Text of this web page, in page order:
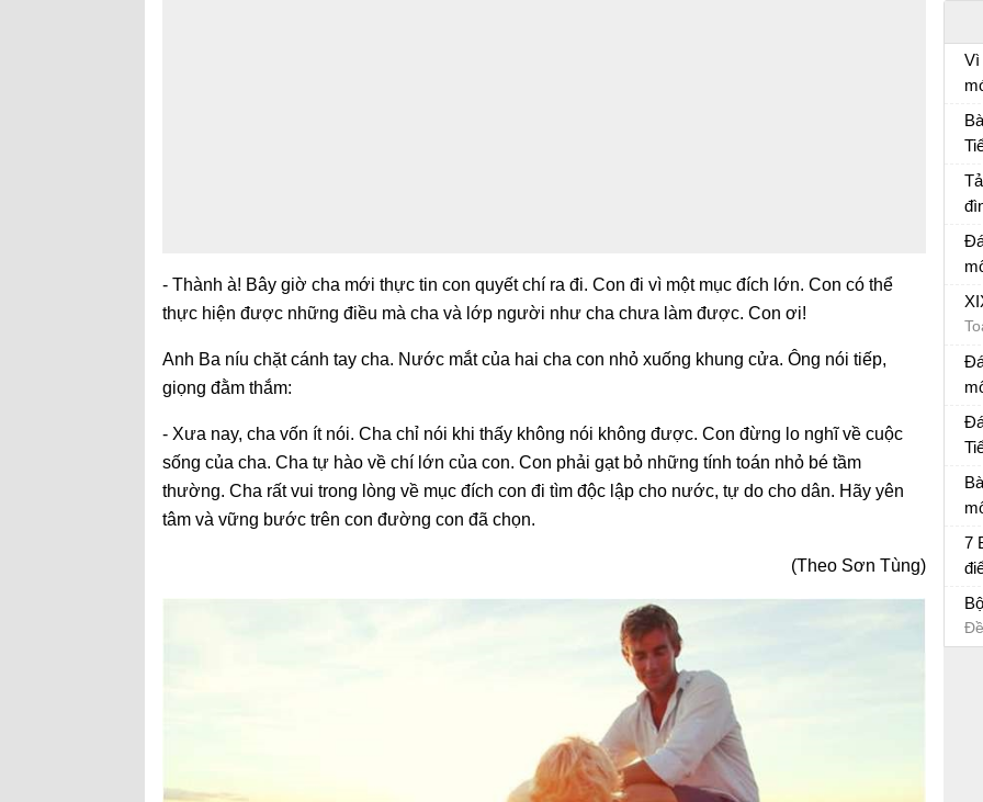
- Thành à! Bây giờ cha mới thực tin con quyết chí ra đi. Con đi vì một mục đích lớn. Con có thể
thực hiện được những điều mà cha và lớp người như cha chưa làm được. Con ơi!
Anh Ba níu chặt cánh tay cha. Nước mắt của hai cha con nhỏ xuống khung cửa. Ông nói tiếp,
giọng đằm thắm:
- Xưa nay, cha vốn ít nói. Cha chỉ nói khi thấy không nói không được. Con đừng lo nghĩ về cuộc
sống của cha. Cha tự hào về chí lớn của con. Con phải gạt bỏ những tính toán nhỏ bé tầm
thường. Cha rất vui trong lòng về mục đích con đi tìm độc lập cho nước, tự do cho dân. Hãy yên
tâm và vững bước trên con đường con đã chọn.
(Theo Sơn Tùng)
Vì
7